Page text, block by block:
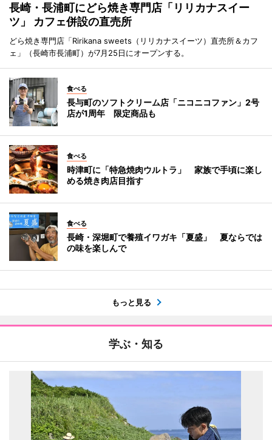
長崎・長浦町にどら焼き専門店「リリカナスイー
ツ」 カフェ併設の直売所
どら焼き専門店「Ririkana sweets（リリカナスイーツ）直売所＆カフ
ェ」（長崎市長浦町）が7月25日にオープンする。
食べる
長与町のソフトクリーム店「ニコニコファン」2号
店が1周年 限定商品も
食べる
時津町に「特急焼肉ウルトラ」 家族で手頃に楽し
める焼き肉店目指す
食べる
長崎・深堀町で養殖イワガキ「夏盛」 夏ならでは
の味を楽しんで
もっと見る
学ぶ・知る